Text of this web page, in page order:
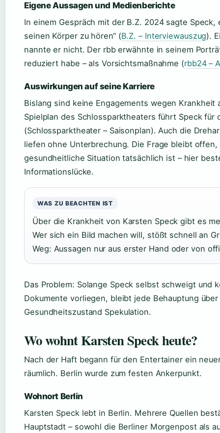
Eigene Aussagen und Medienberichte
In einem Gespräch mit der B.Z. 2024 sagte Speck,
seinen Körper zu hören“ (B.Z. – Interviewauszug).
nannte er nicht. Der rbb erwähnte in seinem
reduziert habe – als Vorsichtsmaßnahme (rbb24 –
Auswirkungen auf seine Karriere
Bislang sind keine Engagements wegen Krankheit
Spielplan des Schlossparktheaters führt Speck für
(Schlossparktheater – Saisonplan). Auch die
liefen ohne Unterbrechung. Die Frage bleibt
gesundheitliche Situation tatsächlich ist – hier
Informationslücke.
WAS ZU BEACHTEN IST
Über die Krankheit von Karsten Speck gibt es
Wer sich ein Bild machen will, stößt schnell an
Weg: Aussagen nur aus erster Hand oder von
Das Problem: Solange Speck selbst schweigt und
Dokumente vorliegen, bleibt jede Behauptung
Gesundheitszustand Spekulation.
Wo wohnt Karsten Speck heute?
Nach der Haft begann für den Entertainer ein
räumlich. Berlin wurde zum festen Ankerpunkt.
Wohnort Berlin
Karsten Speck lebt in Berlin. Mehrere Quellen
Hauptstadt – sowohl die Berliner Morgenpost als